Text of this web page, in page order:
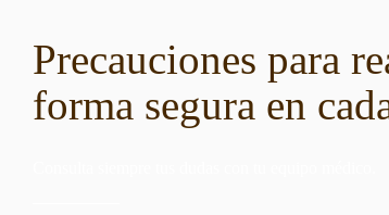
Precauciones para
forma segura en